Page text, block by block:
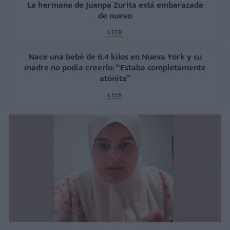
La hermana de Juanpa Zurita está embarazada
de nuevo
LEER
Nace una bebé de 6.4 kilos en Nueva York y su
madre no podía creerlo: “Estaba completamente
atónita”
LEER